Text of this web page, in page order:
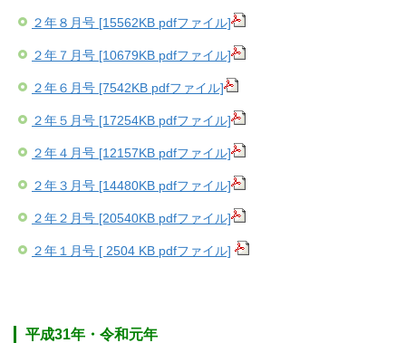
２年８月号 [15562KB pdfファイル]
２年７月号 [10679KB pdfファイル]
２年６月号 [7542KB pdfファイル]
２年５月号 [17254KB pdfファイル]
２年４月号 [12157KB pdfファイル]
２年３月号 [14480KB pdfファイル]
２年２月号 [20540KB pdfファイル]
２年１月号 [ 2504 KB pdfファイル]
平成31年・令和元年